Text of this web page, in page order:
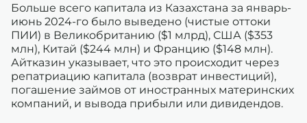
Больше всего капитала из Казахстана за январь-
июнь 2024-го было выведено (чистые оттоки
ПИИ) в Великобританию ($1 млрд), США ($353
млн), Китай ($244 млн) и Францию ($148 млн).
Айтказин указывает, что это происходит через
репатриацию капитала (возврат инвестиций),
погашение займов от иностранных материнских
компаний, и вывода прибыли или дивидендов.